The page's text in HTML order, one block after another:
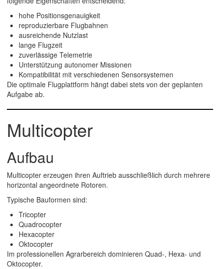
hohe Positionsgenauigkeit
reproduzierbare Flugbahnen
ausreichende Nutzlast
lange Flugzeit
zuverlässige Telemetrie
Unterstützung autonomer Missionen
Kompatibilität mit verschiedenen Sensorsystemen
Die optimale Flugplattform hängt dabei stets von der geplanten
Aufgabe ab.
Multicopter
Aufbau
Multicopter erzeugen ihren Auftrieb ausschließlich durch mehrere
horizontal angeordnete Rotoren.
Typische Bauformen sind:
Tricopter
Quadrocopter
Hexacopter
Oktocopter
Im professionellen Agrarbereich dominieren Quad-, Hexa- und
Oktocopter.